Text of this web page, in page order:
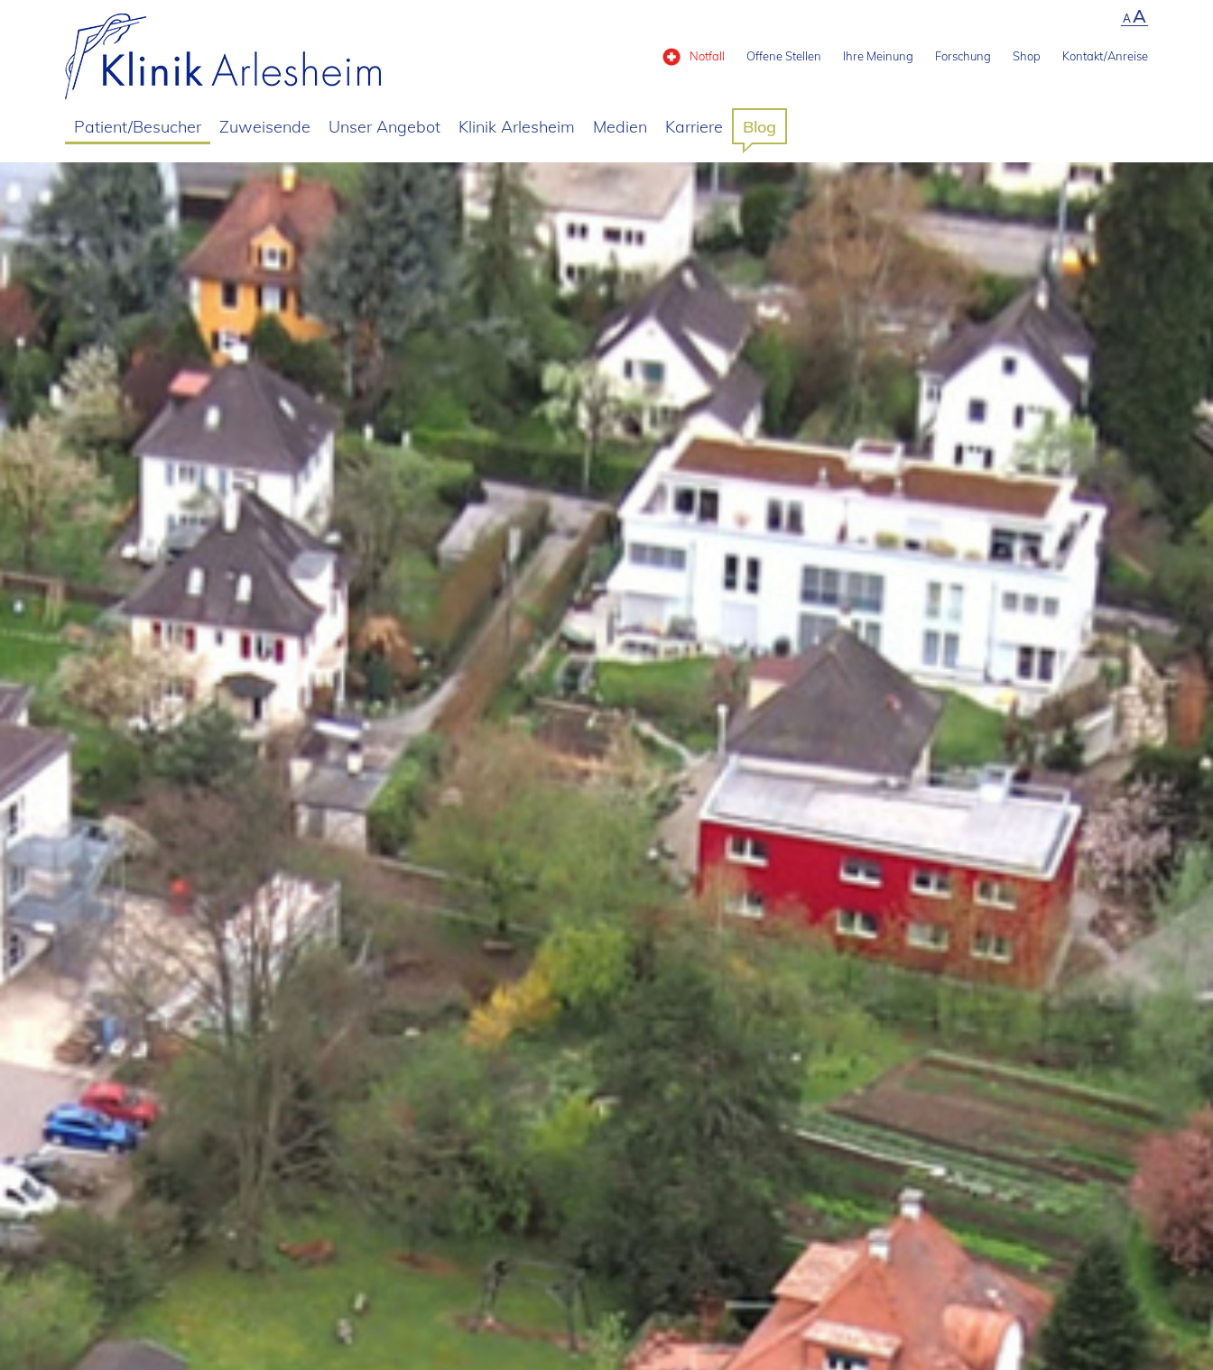
AA
Notfall Offene Stellen Ihre Meinung Forschung Shop Kontakt/Anreise
Patient/Besucher Zuweisende Unser Angebot Klinik Arlesheim Medien Karriere Blog